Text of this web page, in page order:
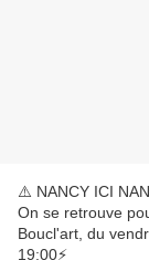
⚠️ NANCY ICI
On se retrouve
Boucl'art, du
19:00⚡️